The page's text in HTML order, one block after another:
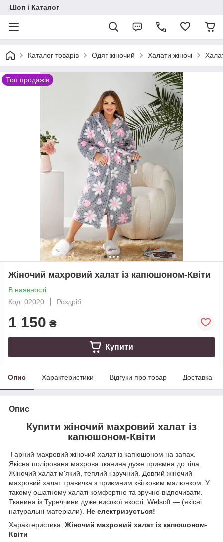
Шоп і Каталог
Каталог товарів Одяг жіночий Халати жіночі
Топ продажів
Жіночий махровий халат із капюшоном-Квіти
В наявності
Код: 02020
Роздріб
1 150 ₴
Купити
Опис Характеристики Відгуки про товар Доставка
Опис
Купити жіночий махровий халат із
капюшоном-Квіти
Гарний махровий жіночий халат із капюшоном на запах.
Якісна полірована махрова тканина дуже приємна до тіла.
Жіночий халат м'який, теплий і зручний. Довгий жіночий
махровий халат травичка з приємним квітковим малюнком. У
такому ошатному халаті комфортно та зручно відпочивати.
Тканина із Туреччини дуже високої якості. Welsoft — (якісні
натуральні матеріали). Не електризується!
Характеристика: Жіночий махровий халат із капюшоном-
Квіти